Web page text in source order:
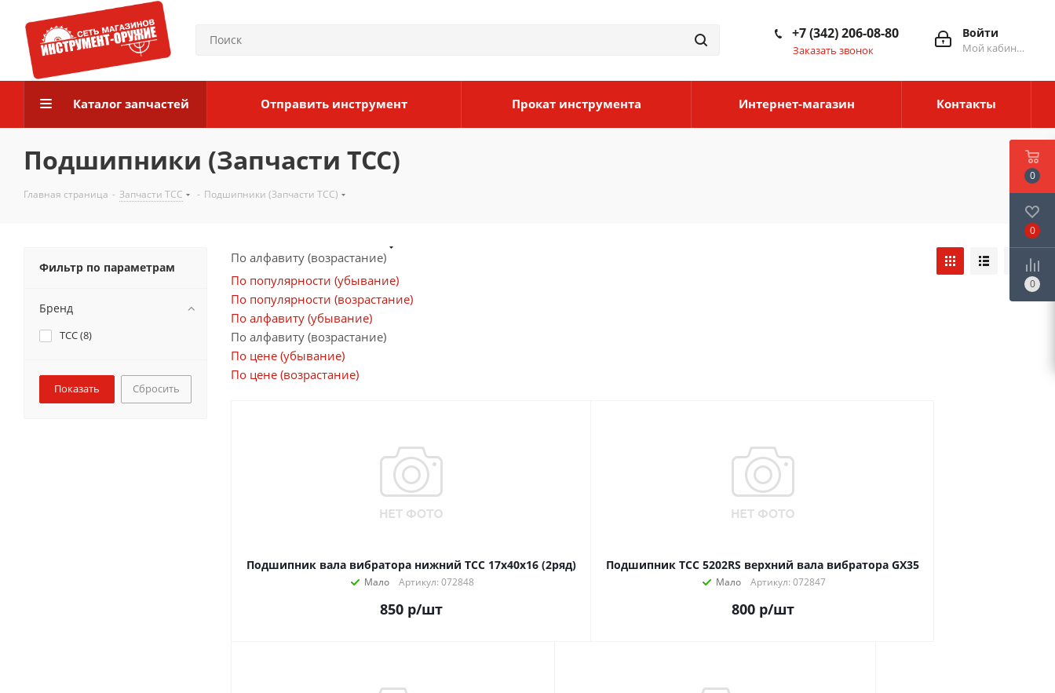
Войти
Мой кабинет
+7 (342) 206-08-80
Заказать звонок
Каталог запчастей Отправить инструмент Прокат инструмента Интернет-магазин Контакты
Подшипники (Запчасти ТСС)
Главная страница - Запчасти ТСС - Подшипники (Запчасти ТСС)
По алфавиту (возрастание)
По популярности (убывание)
По популярности (возрастание)
По алфавиту (убывание)
По алфавиту (возрастание)
По цене (убывание)
По цене (возрастание)
Подшипник вала вибратора нижний ТСС 17х40х16 (2ряд)
Мало Артикул: 072848
850 р/шт
Подшипник ТСС 5202RS верхний вала вибратора GX35
Мало Артикул: 072847
800р/шт
Фильтр по параметрам
Бренд
ТСС (8)
Сбросить
0
0
0